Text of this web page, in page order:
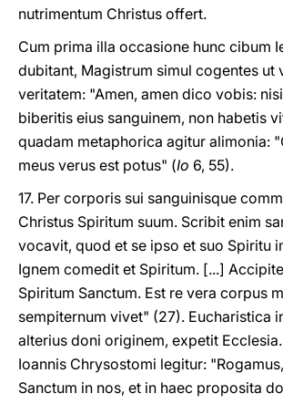
nutrimentum Christus offert.
Cum prima illa occasione hunc cibum
dubitant, Magistrum simul cogentes
veritatem: "Amen, amen dico vobis:
biberitis eius sanguinem, non habetis
quadam metaphorica agitur alimonia:
meus verus est potus" (Io 6, 55).
17. Per corporis sui sanguinisque
Christus Spiritum suum. Scribit enim
vocavit, quod et se ipso et suo Spiritu
Ignem comedit et Spiritum. [...]
Spiritum Sanctum. Est re vera corpus
sempiternum vivet" (27). Eucharistica
alterius doni originem, expetit
Ioannis Chrysostomi legitur:
Sanctum in nos, et in haec proposita